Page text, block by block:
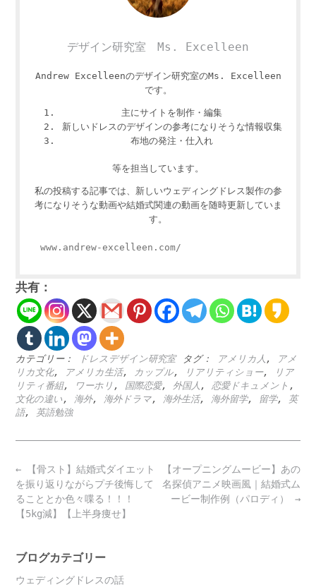
デザイン研究室 Ms. Excelleen
Andrew Excelleenのデザイン研究室のMs. Excelleen
です。
主にサイトを制作・編集
新しいドレスのデザインの参考になりそうな情報収集
布地の発注・仕入れ
等を担当しています。
私の投稿する記事では、新しいウェディングドレス製作の参
考になりそうな動画や結婚式関連の動画を随時更新していま
す。
www.andrew-excelleen.com/
共有：
カテゴリー： ドレスデザイン研究室 タグ： アメリカ人 ,
アメ
リカ文化, アメリカ生活, カップル, リアリティショー,
リア
リティ番組, ワーホリ , 国際恋愛, 外国人 , 恋愛ドキュメント ,
文化の違い , 海外, 海外ドラマ, 海外生活, 海外留学, 留学, 英
語, 英語勉強
Post
navigation
【オープニングムービー】あの
名探偵アニメ映画風｜結婚式ム
ービー制作例（パロディ） →
← 【骨スト】結婚式ダイエット
を振り返りながらプチ後悔して
ることとか色々喋る！！！
【5kg減】【上半身痩せ】
ブログカテゴリー
ウェディングドレスの話